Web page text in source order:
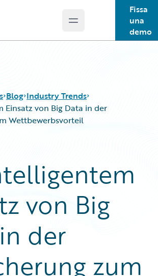
Open main menu
Fissa
una
demo
FAQ
Blog Industry Trends
von Big Data in der
Wettbewerbsvorteil
von Big
der
zum